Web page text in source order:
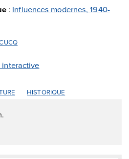
: Influences modernes, 1940-
interactive
HISTORIQUE